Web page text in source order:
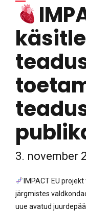
3. november
IMPACT EU
järgmistes
uue avatud